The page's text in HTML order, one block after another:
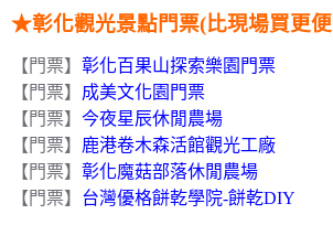
★彰化觀光景點門票(比現場買更
【門票】 彰化百果山探索樂園門票
【門票】 成美文化園門票
【門票】 今夜星辰休閒農場
【門票】 鹿港卷木森活館觀光工廠
【門票】 彰化魔菇部落休閒農場
【門票】 台灣優格餅乾學院-餅乾DIY